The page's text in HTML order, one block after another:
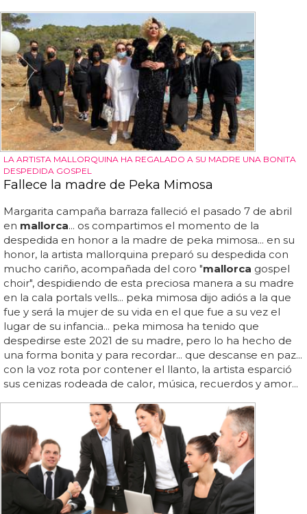
LA ARTISTA MALLORQUINA HA REGALADO A SU MADRE UNA BONITA
DESPEDIDA GOSPEL
Fallece la madre de Peka Mimosa
Margarita campaña barraza falleció el pasado 7 de abril
en mallorca... os compartimos el momento de la
despedida en honor a la madre de peka mimosa... en su
honor, la artista mallorquina preparó su despedida con
mucho cariño, acompañada del coro "mallorca gospel
choir", despidiendo de esta preciosa manera a su madre
en la cala portals vells... peka mimosa dijo adiós a la que
fue y será la mujer de su vida en el que fue a su vez el
lugar de su infancia... peka mimosa ha tenido que
despedirse este 2021 de su madre, pero lo ha hecho de
una forma bonita y para recordar... que descanse en paz...
con la voz rota por contener el llanto, la artista esparció
sus cenizas rodeada de calor, música, recuerdos y amor...